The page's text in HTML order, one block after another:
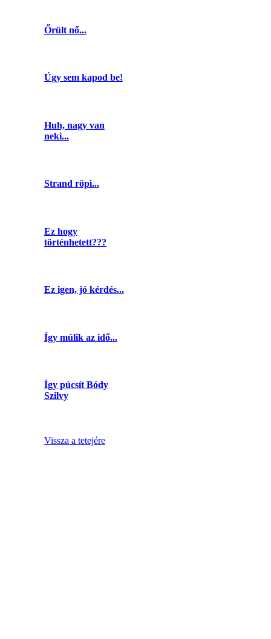
Őrült nő...
Úgy sem kapod be!
Huh, nagy van
neki...
Strand röpi...
Ez hogy
történhetett???
Ez igen, jó kérdés...
Így múlik az idő...
Így púcsít Bódy
Szilvy
Vissza a tetejére